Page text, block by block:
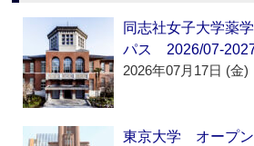
同志社女子大学薬
パス 2026/07-
2026年07月17日 (金)
東京大学 オープ